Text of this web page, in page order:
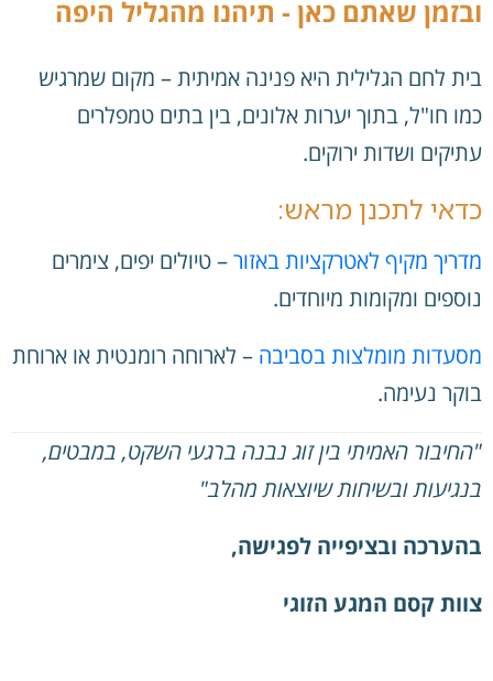
ובזמן שאתם כאן - תיהנו מהגליל היפה
בית לחם הגלילית היא פנינה אמיתית – מקום שמרגיש
כמו חו"ל, בתוך יערות אלונים, בין בתים טמפלרים
עתיקים ושדות ירוקים.
כדאי לתכנן מראש:
מדריך מקיף לאטרקציות באזור– טיולים יפים, צימרים
נוספים ומקומות מיוחדים.
מסעדות מומלצות בסביבה – לארוחה רומנטית או ארוחת
בוקר נעימה.
"החיבור האמיתי בין זוג נבנה ברגעי השקט, במבטים,
בנגיעות ובשיחות שיוצאות מהלב"
בהערכה ובציפייה לפגישה,
צוות קסם המגע הזוגי